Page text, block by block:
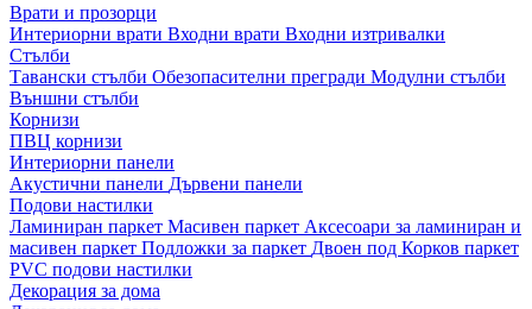
Врати и прозорци
Интериорни врати Входни врати Входни изтривалки
Стълби
Тавански стълби Обезопасителни прегради Модулни стълби
Външни стълби
Корнизи
ПВЦ корнизи
Интериорни панели
Акустични панели Дървени панели
Подови настилки
Ламиниран паркет Масивен паркет Аксесоари за ламиниран и
масивен паркет Подложки за паркет Двоен под Корков паркет
PVC подови настилки
Декорация за дома